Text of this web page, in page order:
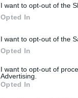
I want to opt-out of the
Opted In
I want to opt-out of the
Opted In
I want to opt-out of
Advertising.
Opted In